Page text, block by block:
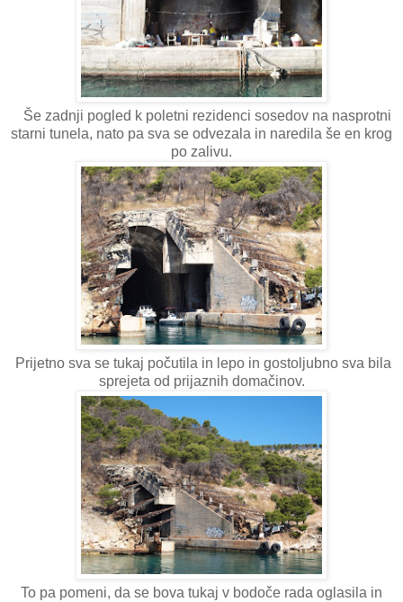
Še zadnji pogled k poletni rezidenci sosedov na nasprotni
starni tunela, nato pa sva se odvezala in naredila še en krog
po zalivu.
Prijetno sva se tukaj počutila in lepo in gostoljubno sva bila
sprejeta od prijaznih domačinov.
To pa pomeni, da se bova tukaj v bodoče rada oglasila in